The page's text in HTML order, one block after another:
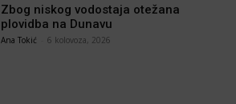
Zbog niskog vodostaja otežana
plovidba na Dunavu
Ana Tokić 6 kolovoza, 2026